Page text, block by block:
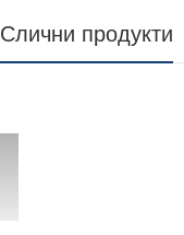
Слични продукти